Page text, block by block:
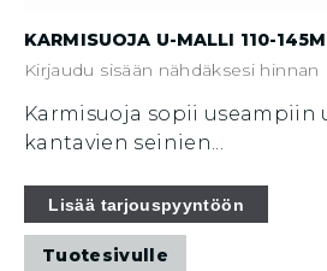
KARMISUOJA U-MALLI 110-
Kirjaudu sisään nähdäksesi hinnan
Karmisuoja sopii useampiin
kantavien seinien...
Lisää tarjouspyyntöön
Tuotesivulle